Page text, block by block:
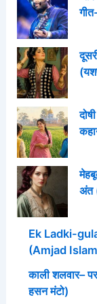
अंत
Ek Ladki-
(Amjad
काली शलवार–
हसन मंटो)